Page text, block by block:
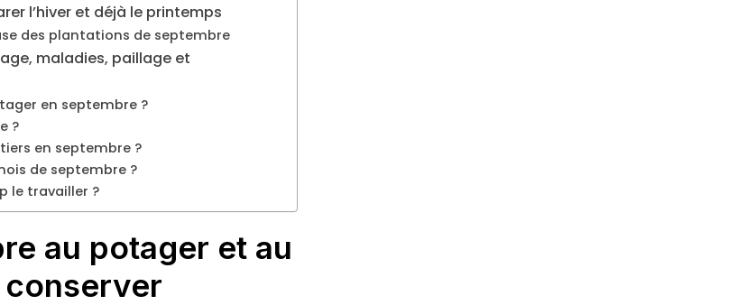
l’hiver et déjà le printemps
des plantations de septembre
maladies, paillage et
en septembre ?
?
en septembre ?
de septembre ?
le travailler ?
au potager et au